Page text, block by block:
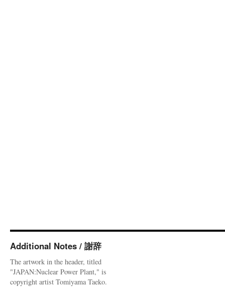
Additional Notes / 謝辞
The artwork in the header, titled
"JAPAN:Nuclear Power Plant," is
copyright artist Tomiyama Taeko.